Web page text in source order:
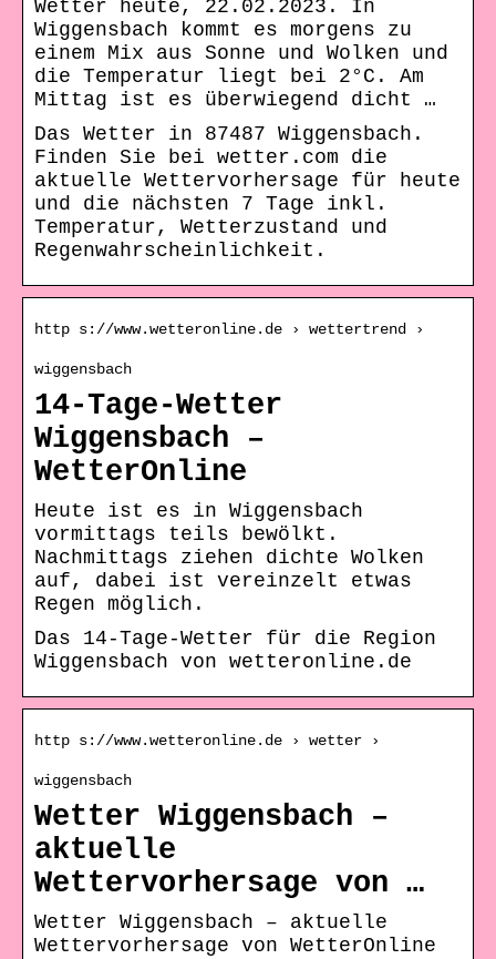
Wetter heute, 22.02.2023. In
Wiggensbach kommt es morgens zu
einem Mix aus Sonne und Wolken und
die Temperatur liegt bei 2°C. Am
Mittag ist es überwiegend dicht …
Das Wetter in 87487 Wiggensbach.
Finden Sie bei wetter.com die
aktuelle Wettervorhersage für heute
und die nächsten 7 Tage inkl.
Temperatur, Wetterzustand und
Regenwahrscheinlichkeit.
http s://www.wetteronline.de › wettertrend ›
wiggensbach
14-Tage-Wetter
Wiggensbach –
WetterOnline
Heute ist es in Wiggensbach
vormittags teils bewölkt.
Nachmittags ziehen dichte Wolken
auf, dabei ist vereinzelt etwas
Regen möglich.
Das 14-Tage-Wetter für die Region
Wiggensbach von wetteronline.de
http s://www.wetteronline.de › wetter ›
wiggensbach
Wetter Wiggensbach –
aktuelle
Wettervorhersage von …
Wetter Wiggensbach – aktuelle
Wettervorhersage von WetterOnline